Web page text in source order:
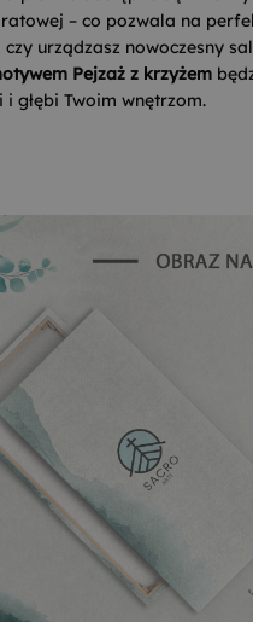
– co pozwala na
urządzasz nowoczesny
Pejzaż z krzyżem
głębi Twoim wnętrzom.